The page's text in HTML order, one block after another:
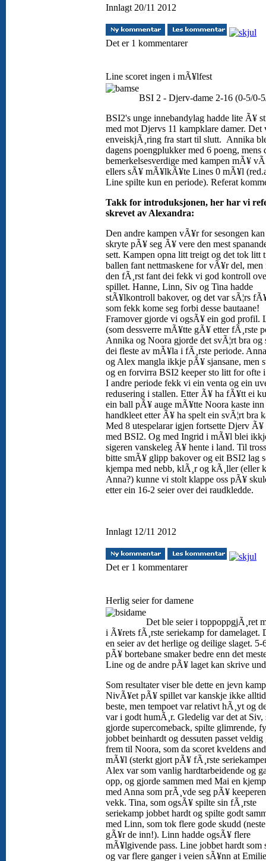
Innlagt 20/11 2012
Det er 1 kommentarer
Line scoret ingen i mÃ¥lfest
BSI 2 - Djerv-dame 2-16 (0-5/0-
BSI2's unge innebandylag hadde lite Ã¥
med mot Djervs 11 kampklare damer. Det
enveiskjÃ¸ring fra start til slutt. Annika
dagens poengplukker med 6 poeng, mens
bemerkelsesverdige med kampen mÃ¥
ellers sÃ¥ mÃ¥lkÃ¥te Lines 0 mÃ¥l
Line spilte kun en periode). Referat
Takk for introduksjonen, her har vi
skrevet av Alexandra:
Den andre kampen vÃ¥r for sesongen
skryte pÃ¥ seg Ã¥ vere den mest
sett. Kampen opna litt treigt og det tok litt
ballen fant nettmaskene for vÃ¥r del,
den fÃ¸rst fant dei fekk vi god kontroll
spillet. Hanne, Linn, Siv og Tina hadde
stÃ¥lkontroll bakover, og det var sÃ¦rs
som fekk kome seg forbi desse bautaane!
Framover gjorde vi ogsÃ¥ ein god profil.
(som dessverre mÃ¥tte gÃ¥ etter fÃ¸rste
Annika og Noora gjorde det svÃ¦rt bra og
dei fleste av mÃ¥la i fÃ¸rste periode.
og Alex mangla ikkje pÃ¥ sjansane, men
og en forvirra BSI2 keeper sto litt for ofte
I andre periode fekk vi ein venta og ein
redusering i stallen. Etter Ã¥ ha fÃ¥tt ei
ein ball pÃ¥ auge mÃ¥tte Noora kaste inn
handkleet etter Ã¥ ha spelt ein svÃ¦rt bra
Med 8 utespelarar igjen fortsette Djerv Ã¥
med BSI2. Og med Ingrid i mÃ¥l blei
sigeren vanskeleg Ã¥ hente i land. Til
bitte smÃ¥ glipp bakover og eit BSI2 lag
kjempa med nebb, klÃ¸r og kÃ¸ller (eller
Anna?) kunne vi stolt klappe oss pÃ¥
etter ein 16-2 seier over dei raudkledde.
Innlagt 12/11 2012
Det er 1 kommentarer
Herlig seier for damene
Det ble seier i toppoppgjÃ¸ret
i Ã¥rets fÃ¸rste seriekamp for damelaget.
en seier av det herlige og deilige slaget. 5-
pÃ¥ bortebane smaker bedre enn det
Line og de andre pÃ¥ laget kan skrive
Som resultater viser ble dette en jevn
NivÃ¥et pÃ¥ spillet var kanskje ikke
beste, men tempoet var relativt hÃ¸yt og
var i godt humÃ¸r. Gledelig var det at Siv,
gjorde supercomeback, spilte glimrende,
jobbet beinhardt og dessuten passet veldig
frem til Noora, som da scoret kveldens
mÃ¥l (sterkt gjort pÃ¥ fÃ¸rste
Alex var som vanlig hardtarbeidende og
opp, og gjorde sammen med Mai en
med Anna som prÃ¸vde seg pÃ¥
vekk. Tina, som ogsÃ¥ spilte sin fÃ¸rste
seriekamp jobbet hardt og spilte godt
med Linn, som tok flere gode skudd
gÃ¥r de inn!). Linn hadde ogsÃ¥ flere
mÃ¥lgivende pass. Line jobbet hardt som
og var flere ganger i veien sÃ¥nn at